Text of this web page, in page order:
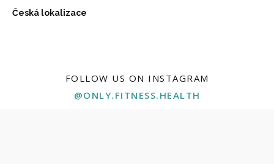
Česká lokalizace
FOLLOW US ON INSTAGRAM
@ONLY.FITNESS.HEALTH